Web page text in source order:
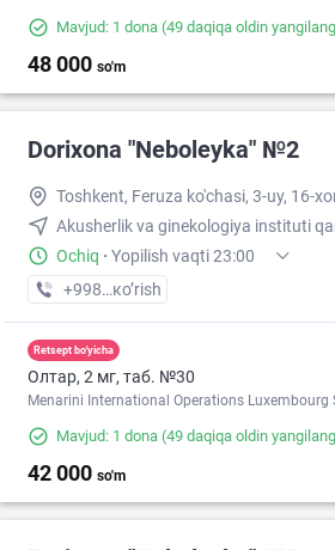
Mavjud: 1 dona (49 daqiqa oldin
48 000 so'm
Dorixona "Neboleyka" №2
Toshkent, Feruza ko'chasi, 3-uy, 16-
Akusherlik va ginekologiya instituti
Ochiq · Yopilish vaqti 23:00
+998 (71) XXX-XX-XX
кo’rish
Retsept bo'yicha
Олтар, 2 мг, таб. №30
Menarini International Operations Luxembourg
Mavjud: 1 dona (49 daqiqa oldin
42 000 so'm